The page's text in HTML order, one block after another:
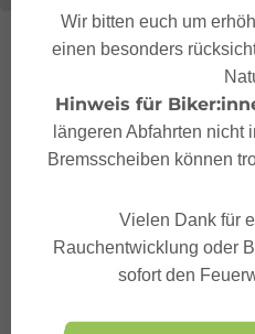
Wir bitten euch um
einen besonders
Hinweis für
längeren Abfahrten nicht
Bremsscheiben können
Vielen Dank für
Rauchentwicklung oder
sofort den